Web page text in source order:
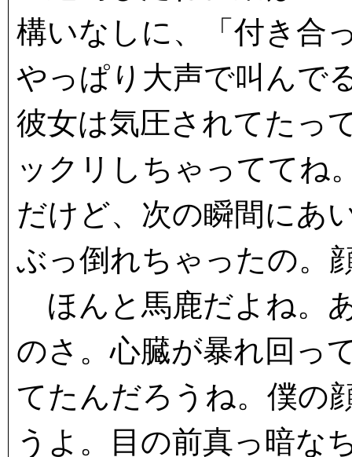
構いなしに、「付き合
やっぱり大声で叫んで
彼女は気圧されてたっ
ックリしちゃっててね
だけど、次の瞬間にあ
ぶっ倒れちゃったの。
ほんと馬鹿だよね。
のさ。心臓が暴れ回っ
てたんだろうね。僕の
うよ。目の前真っ暗な